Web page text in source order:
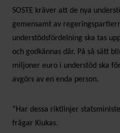
SOSTE kräver att de nya
gemensamt av
understödsfördelning ska tas
och godkännas där. På så sätt
miljoner euro i understöd ska
avgörs av en enda person.
”Har dessa riktlinjer
frågar Kiukas.